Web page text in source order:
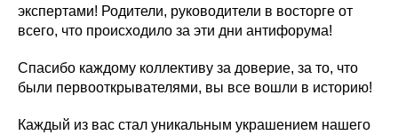
экспертами! Родители, руководители в восторге от
всего, что происходило за эти дни антифорума!
Спасибо каждому коллективу за доверие, за то, что
были первооткрывателями, вы все вошли в историю!
Каждый из вас стал уникальным украшением нашего